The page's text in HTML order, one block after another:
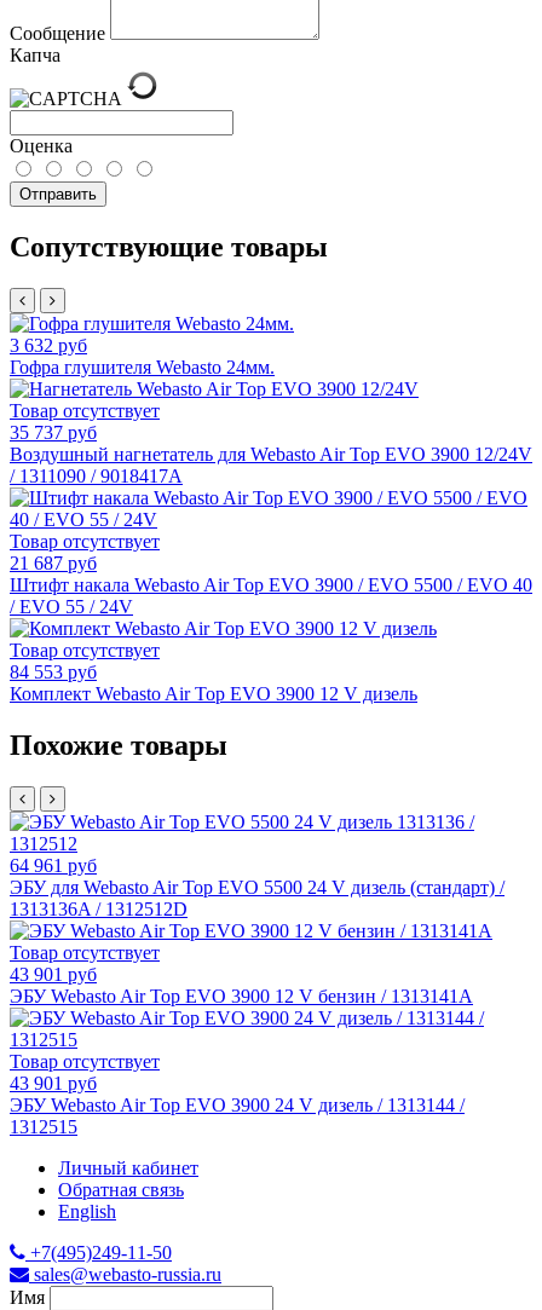
Сообщение
Капча
Оценка
Отправить
Сопутствующие товары
3 632 руб
Гофра глушителя Webasto 24мм.
Товар отсутствует
35 737 руб
Воздушный нагнетатель для Webasto Air Top EVO 3900 12/24V
/ 1311090 / 9018417A
Товар отсутствует
21 687 руб
Штифт накала Webasto Air Top EVO 3900 / EVO 5500 / EVO 40
/ EVO 55 / 24V
Товар отсутствует
84 553 руб
Комплект Webasto Air Top EVO 3900 12 V дизель
Похожие товары
64 961 руб
ЭБУ для Webasto Air Top EVO 5500 24 V дизель (стандарт) /
1313136A / 1312512D
Товар отсутствует
43 901 руб
ЭБУ Webasto Air Top EVO 3900 12 V бензин / 1313141A
Товар отсутствует
43 901 руб
ЭБУ Webasto Air Top EVO 3900 24 V дизель / 1313144 /
1312515
Личный кабинет
Обратная связь
English
+7(495)249-11-50
sales@webasto-russia.ru
Имя